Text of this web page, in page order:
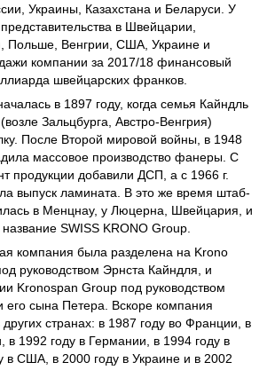
Украины, Казахстана и Беларуси. У
в Швейцарии,
Польше, Венгрии, США, Украине и
компании за 2017/18 финансовый
швейцарских франков.
в 1897 году, когда семья Кайндль
Зальцбурга, Австро-Венгрия)
После Второй мировой войны, в 1948
массовое производство фанеры. С
продукции добавили ДСП, а с 1966 г.
выпуск ламината. В это же время штаб-
в Менцнау, у Люцерна, Швейцария, и
SWISS KRONO Group.
компания была разделена на Krono
руководством Эрнста Кайндля, и
Kronospan Group под руководством
его сына Петера. Вскоре компания
странах: в 1987 году во Франции, в
в 1992 году в Германии, в 1994 году в
в США, в 2000 году в Украине и в 2002